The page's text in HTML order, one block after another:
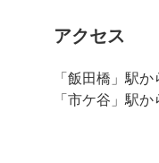
アクセス
「飯田橋」駅
「市ケ谷」駅